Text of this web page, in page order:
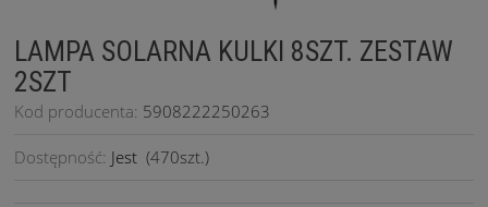
LAMPA SOLARNA KULKI 8SZT. ZESTAW
2SZT
Kod producenta: 5908222250263
Dostępność: Jest (470szt.)